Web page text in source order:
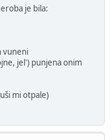
je bila:
vuneni
jel') punjena onim
mi otpale)